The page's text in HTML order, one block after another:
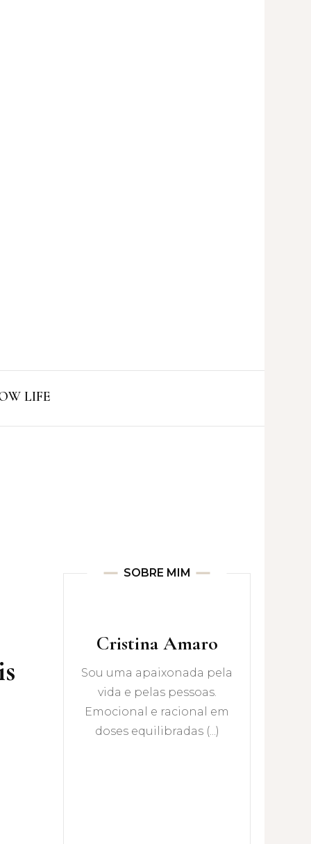
LIFE
SOBRE MIM
Cristina Amaro
Sou uma apaixonada pela
vida e pelas pessoas.
Emocional e racional em
doses equilibradas (...)